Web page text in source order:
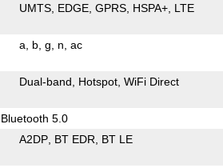
UMTS EDGE GPRS HSPA+ LTE
a b g n ac
Dual-band Hotspot WiFi Direct
Bluetooth 5.0
A2DP BT EDR BT LE